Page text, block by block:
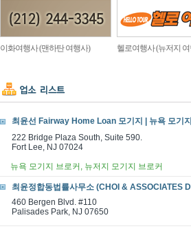
이화여행사 (맨하탄 여행사) 헬로여행사 (뉴저지
최윤선 Fairway Home Loan 모기지 | 뉴욕 모기
222 Bridge Plaza South, Suite 590.
Fort Lee, NJ 07024 ​
뉴욕 모기지 브로커, 뉴저지 모기지 브로커
최윤정합동법률사무소 (CHOI & ASSOCIATES
460 Bergen Blvd. #110
Palisades Park, NJ 07650